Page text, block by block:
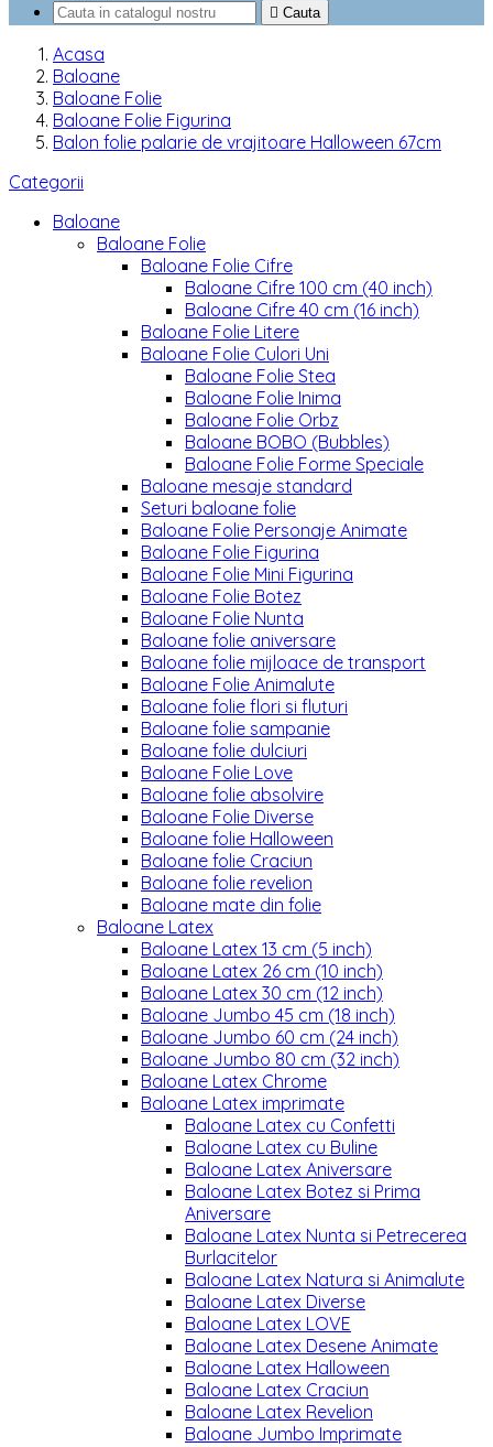
 Cauta
Acasa
Baloane
Baloane Folie
Baloane Folie Figurina
Balon folie palarie de vrajitoare Halloween 67cm
Categorii
Baloane
Baloane Folie
Baloane Folie Cifre
Baloane Cifre 100 cm (40 inch)
Baloane Cifre 40 cm (16 inch)
Baloane Folie Litere
Baloane Folie Culori Uni
Baloane Folie Stea
Baloane Folie Inima
Baloane Folie Orbz
Baloane BOBO (Bubbles)
Baloane Folie Forme Speciale
Baloane mesaje standard
Seturi baloane folie
Baloane Folie Personaje Animate
Baloane Folie Figurina
Baloane Folie Mini Figurina
Baloane Folie Botez
Baloane Folie Nunta
Baloane folie aniversare
Baloane folie mijloace de transport
Baloane Folie Animalute
Baloane folie flori si fluturi
Baloane folie sampanie
Baloane folie dulciuri
Baloane Folie Love
Baloane folie absolvire
Baloane Folie Diverse
Baloane folie Halloween
Baloane folie Craciun
Baloane folie revelion
Baloane mate din folie
Baloane Latex
Baloane Latex 13 cm (5 inch)
Baloane Latex 26 cm (10 inch)
Baloane Latex 30 cm (12 inch)
Baloane Jumbo 45 cm (18 inch)
Baloane Jumbo 60 cm (24 inch)
Baloane Jumbo 80 cm (32 inch)
Baloane Latex Chrome
Baloane Latex imprimate
Baloane Latex cu Confetti
Baloane Latex cu Buline
Baloane Latex Aniversare
Baloane Latex Botez si Prima
Aniversare
Baloane Latex Nunta si Petrecerea
Burlacitelor
Baloane Latex Natura si Animalute
Baloane Latex Diverse
Baloane Latex LOVE
Baloane Latex Desene Animate
Baloane Latex Halloween
Baloane Latex Craciun
Baloane Latex Revelion
Baloane Jumbo Imprimate